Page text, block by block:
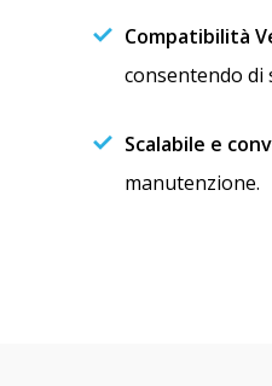
Compatibilità
consentendo di
Scalabile e
manutenzione.